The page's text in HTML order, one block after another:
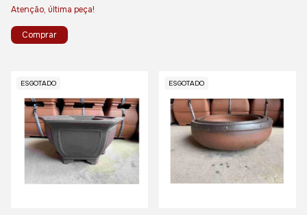
Atenção, última peça!
ESGOTADO ESGOTADO